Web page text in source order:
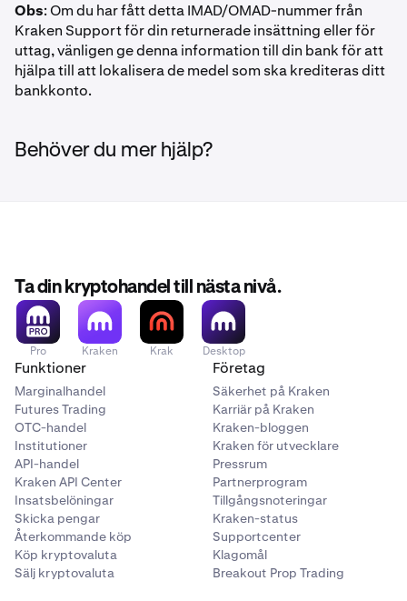
Obs: Om du har fått detta IMAD/OMAD-nummer från
Kraken Support för din returnerade insättning eller för
uttag, vänligen ge denna information till din bank för att
hjälpa till att lokalisera de medel som ska krediteras ditt
bankkonto.
Behöver du mer hjälp?
Ta din kryptohandel till nästa nivå.
Pro Kraken Krak Desktop
Funktioner
Marginalhandel
Futures Trading
OTC-handel
Institutioner
API-handel
Kraken API Center
Insatsbelöningar
Skicka pengar
Återkommande köp
Köp kryptovaluta
Sälj kryptovaluta
Företag
Säkerhet på Kraken
Karriär på Kraken
Kraken-bloggen
Kraken för utvecklare
Pressrum
Partnerprogram
Tillgångsnoteringar
Kraken-status
Supportcenter
Klagomål
Breakout Prop Trading